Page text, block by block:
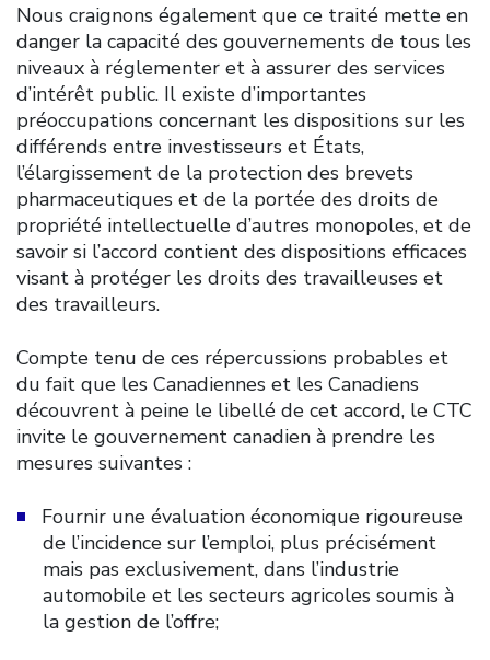
Nous craignons également que ce traité mette en
danger la capacité des gouvernements de tous les
niveaux à réglementer et à assurer des services
d’intérêt public. Il existe d’importantes
préoccupations concernant les dispositions sur les
différends entre investisseurs et États,
l’élargissement de la protection des brevets
pharmaceutiques et de la portée des droits de
propriété intellectuelle d’autres monopoles, et de
savoir si l’accord contient des dispositions efficaces
visant à protéger les droits des travailleuses et
des travailleurs.
Compte tenu de ces répercussions probables et
du fait que les Canadiennes et les Canadiens
découvrent à peine le libellé de cet accord, le CTC
invite le gouvernement canadien à prendre les
mesures suivantes :
Fournir une évaluation économique rigoureuse
de l’incidence sur l’emploi, plus précisément
mais pas exclusivement, dans l’industrie
automobile et les secteurs agricoles soumis à
la gestion de l’offre;